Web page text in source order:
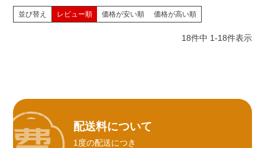
並び替え レビュー順 価格が安い順 価格が高い順
18件中 1-18件表示
配送料について
1度の配送につき